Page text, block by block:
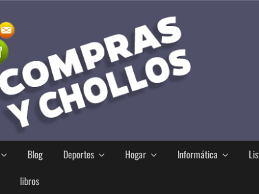
Blog Deportes Hogar Informática
libros